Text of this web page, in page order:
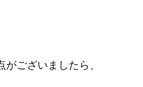
ございましたら、